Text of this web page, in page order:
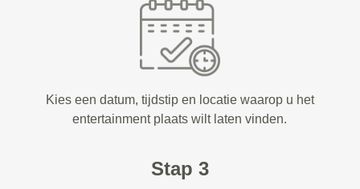
Kies een datum, tijdstip en locatie waarop u het
entertainment plaats wilt laten vinden.
Stap 3